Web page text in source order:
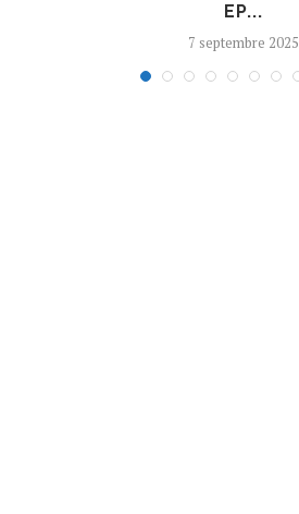
EP...
7 septembre 2025